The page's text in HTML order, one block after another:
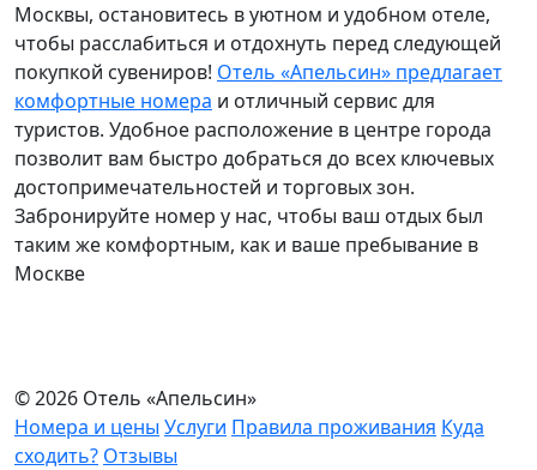
Москвы, остановитесь в уютном и удобном отеле,
чтобы расслабиться и отдохнуть перед следующей
покупкой сувениров! Отель «Апельсин» предлагает
комфортные номера и отличный сервис для
туристов. Удобное расположение в центре города
позволит вам быстро добраться до всех ключевых
достопримечательностей и торговых зон.
Забронируйте номер у нас, чтобы ваш отдых был
таким же комфортным, как и ваше пребывание в
Москве
© 2026 Отель «Апельсин»
Номера и цены Услуги Правила проживания Куда
сходить? Отзывы